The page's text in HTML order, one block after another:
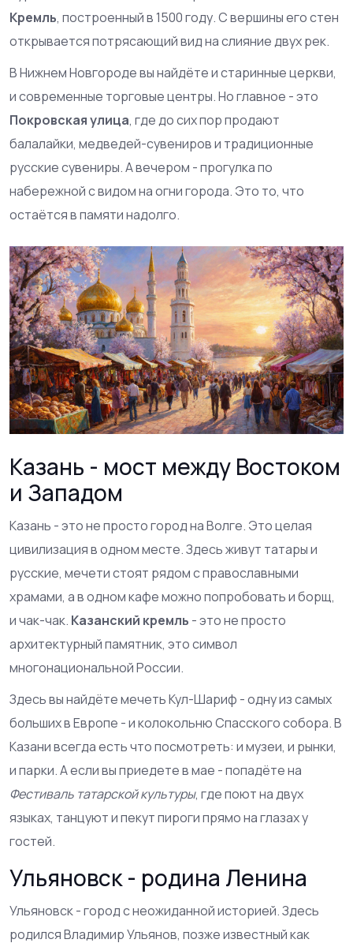
Кремль, построенный в 1500 году. С вершины его стен
открывается потрясающий вид на слияние двух рек.
В Нижнем Новгороде вы найдёте и старинные церкви,
и современные торговые центры. Но главное - это
Покровская улица, где до сих пор продают
балалайки, медведей-сувениров и традиционные
русские сувениры. А вечером - прогулка по
набережной с видом на огни города. Это то, что
остаётся в памяти надолго.
Казань - мост между Востоком
и Западом
Казань - это не просто город на Волге. Это целая
цивилизация в одном месте. Здесь живут татары и
русские, мечети стоят рядом с православными
храмами, а в одном кафе можно попробовать и борщ,
и чак-чак. Казанский кремль - это не просто
архитектурный памятник, это символ
многонациональной России.
Здесь вы найдёте мечеть Кул-Шариф - одну из самых
больших в Европе - и колокольню Спасского собора. В
Казани всегда есть что посмотреть: и музеи, и рынки,
и парки. А если вы приедете в мае - попадёте на
Фестиваль татарской культуры, где поют на двух
языках, танцуют и пекут пироги прямо на глазах у
гостей.
Ульяновск - родина Ленина
Ульяновск - город с неожиданной историей. Здесь
родился Владимир Ульянов, позже известный как